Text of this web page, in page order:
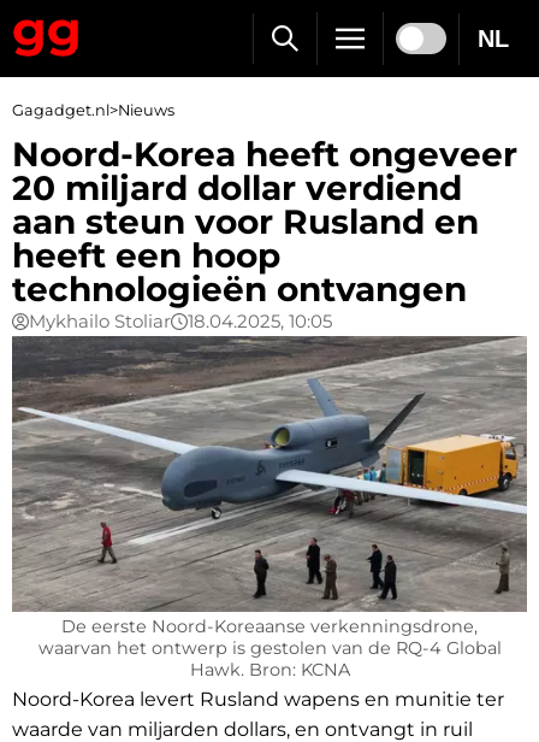
NL
Gagadget.nl>Nieuws
Noord-Korea heeft ongeveer
20 miljard dollar verdiend
aan steun voor Rusland en
heeft een hoop
technologieën ontvangen
Mykhailo Stoliar 18.04.2025, 10:05
De eerste Noord-Koreaanse verkenningsdrone,
waarvan het ontwerp is gestolen van de RQ-4 Global
Hawk. Bron: KCNA
Noord-Korea levert Rusland wapens en munitie ter
waarde van miljarden dollars, en ontvangt in ruil